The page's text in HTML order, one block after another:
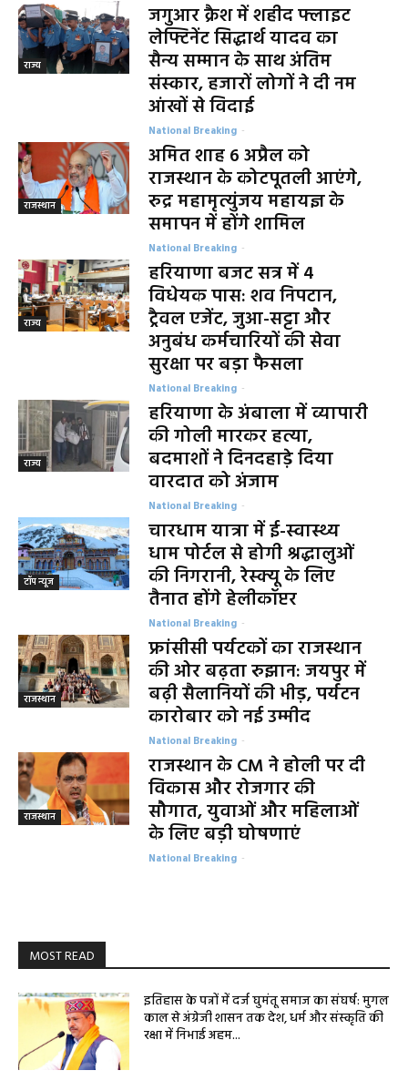
राज्य
जगुआर क्रैश में शहीद फ्लाइट
लेफ्टिनेंट सिद्धार्थ यादव का
सैन्य सम्मान के साथ अंतिम
संस्कार, हजारों लोगों ने दी नम
आंखों से विदाई
National Breaking -
राजस्थान
अमित शाह 6 अप्रैल को
राजस्थान के कोटपूतली आएंगे,
रुद्र महामृत्युंजय महायज्ञ के
समापन में होंगे शामिल
National Breaking -
राज्य
हरियाणा बजट सत्र में 4
विधेयक पास: शव निपटान,
ट्रैवल एजेंट, जुआ-सट्टा और
अनुबंध कर्मचारियों की सेवा
सुरक्षा पर बड़ा फैसला
National Breaking -
राज्य
हरियाणा के अंबाला में व्यापारी
की गोली मारकर हत्या,
बदमाशों ने दिनदहाड़े दिया
वारदात को अंजाम
National Breaking -
टॉप न्यूज
चारधाम यात्रा में ई-स्वास्थ्य
धाम पोर्टल से होगी श्रद्धालुओं
की निगरानी, रेस्क्यू के लिए
तैनात होंगे हेलीकॉप्टर
National Breaking -
राजस्थान
फ्रांसीसी पर्यटकों का राजस्थान
की ओर बढ़ता रुझान: जयपुर में
बढ़ी सैलानियों की भीड़, पर्यटन
कारोबार को नई उम्मीद
National Breaking -
राजस्थान
राजस्थान के CM ने होली पर दी
विकास और रोजगार की
सौगात, युवाओं और महिलाओं
के लिए बड़ी घोषणाएं
National Breaking -
MOST READ
इतिहास के पन्नों में दर्ज घुमंतू समाज का संघर्ष: मुगल
काल से अंग्रेजी शासन तक देश, धर्म और संस्कृति की
रक्षा में निभाई अहम...